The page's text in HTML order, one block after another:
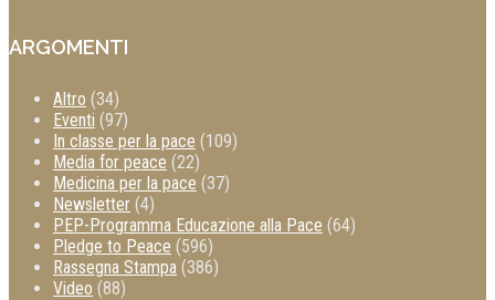
ARGOMENTI
Altro (34)
Eventi (97)
In classe per la pace (109)
Media for peace (22)
Medicina per la pace (37)
Newsletter (4)
PEP-Programma Educazione alla Pace (64)
Pledge to Peace (596)
Rassegna Stampa (386)
Video (88)